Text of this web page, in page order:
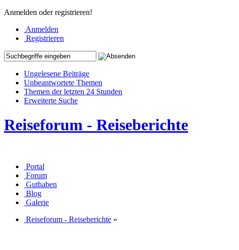
Anmelden oder registrieren!
Anmelden
Registrieren
Ungelesene Beiträge
Unbeantwortete Themen
Themen der letzten 24 Stunden
Erweiterte Suche
Reiseforum - Reiseberichte
Portal
Forum
Guthaben
Blog
Galerie
Reiseforum - Reiseberichte »